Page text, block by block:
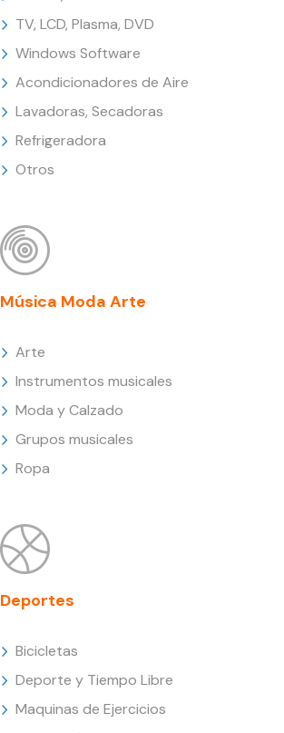
TV, LCD, Plasma, DVD
Windows Software
Acondicionadores de Aire
Lavadoras, Secadoras
Refrigeradora
Otros
Música Moda Arte
Arte
Instrumentos musicales
Moda y Calzado
Grupos musicales
Ropa
Deportes
Bicicletas
Deporte y Tiempo Libre
Maquinas de Ejercicios